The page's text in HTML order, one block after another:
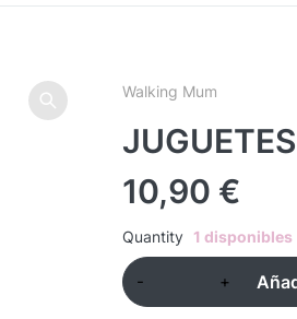
Walking Mum
10,90 €
Quantity 1 disponibles